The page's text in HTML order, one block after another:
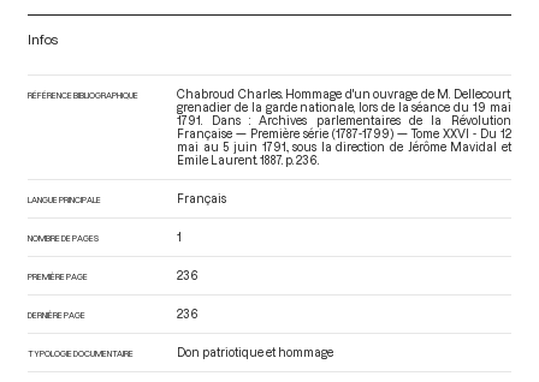
Infos
RÉFÉRENCE BIBLIOGRAPHIQUE
Chabroud Charles. Hommage d'un ouvrage de M. Dellecourt,
grenadier de la garde nationale, lors de la séance du 19 mai
1791. Dans : Archives parlementaires de la Révolution
Française — Première série (1787-1799) — Tome XXVI - Du 12
mai au 5 juin 1791.
, sous la direction de Jérôme Mavidal et
Emile Laurent. 1887. p. 236.
LANGUE PRINCIPALE Français
NOMBRE DE PAGES 1
PREMIÈRE PAGE 236
DERNIÈRE PAGE 236
TYPOLOGIE DOCUMENTAIRE Don patriotique et hommage